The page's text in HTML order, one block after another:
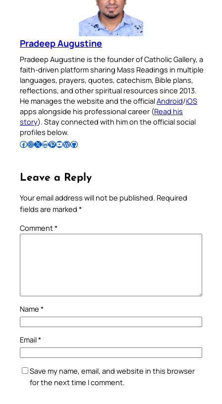
Pradeep Augustine
Pradeep Augustine is the founder of Catholic Gallery, a
faith-driven platform sharing Mass Readings in multiple
languages, prayers, quotes, catechism, Bible plans,
reflections, and other spiritual resources since 2013.
He manages the website and the officialAndroid/iOS
apps alongside his professional career (Read his
story). Stay connected with him on the official social
profiles below.
Follow Pradeep on Facebook Follow Pradeep on InstagramFollow Pradeep on X Follow Pradeep on LinkedIn Follow Pradeep on Pinterest Subscribe to Pradeep’s Youtube Channel Follow Pradeep on WordPress Follow Pradeep on GitHub
Leave a Reply
Your email address will not be published. Required
fields are marked *
Comment*
Name *
Email*
Save my name, email, and website in this browser
for the next time I comment.